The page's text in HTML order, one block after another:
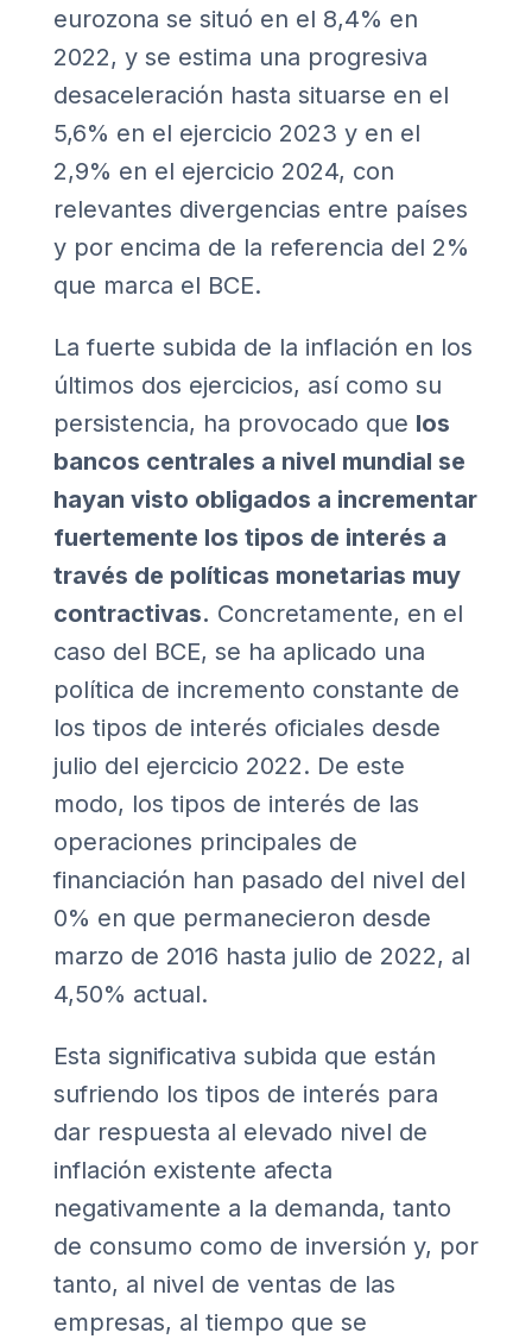
eurozona se situó en el 8,4% en
2022, y se estima una progresiva
desaceleración hasta situarse en el
5,6% en el ejercicio 2023 y en el
2,9% en el ejercicio 2024, con
relevantes divergencias entre países
y por encima de la referencia del 2%
que marca el BCE.
La fuerte subida de la inflación en los
últimos dos ejercicios, así como su
persistencia, ha provocado que los
bancos centrales a nivel mundial se
hayan visto obligados a incrementar
fuertemente los tipos de interés a
través de políticas monetarias muy
contractivas. Concretamente, en el
caso del BCE, se ha aplicado una
política de incremento constante de
los tipos de interés oficiales desde
julio del ejercicio 2022. De este
modo, los tipos de interés de las
operaciones principales de
financiación han pasado del nivel del
0% en que permanecieron desde
marzo de 2016 hasta julio de 2022, al
4,50% actual.
Esta significativa subida que están
sufriendo los tipos de interés para
dar respuesta al elevado nivel de
inflación existente afecta
negativamente a la demanda, tanto
de consumo como de inversión y, por
tanto, al nivel de ventas de las
empresas, al tiempo que se